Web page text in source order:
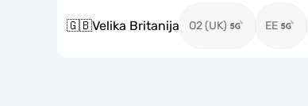
🇬🇧Velika Britanija O2 (UK) EE